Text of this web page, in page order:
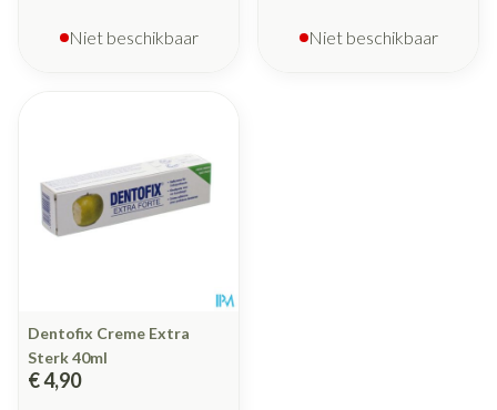
Niet beschikbaar Niet beschikbaar
Dentofix Creme Extra
Sterk 40ml
€ 4,90